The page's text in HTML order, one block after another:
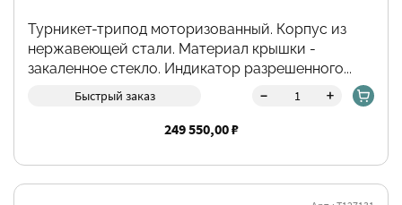
Турникет-трипод моторизованный. Корпус из
нержавеющей стали. Материал крышки -
закаленное стекло. Индикатор разрешенного...
Быстрый заказ - +
249 550,00 ₽